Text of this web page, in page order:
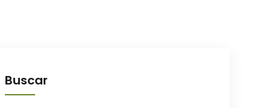
Buscar